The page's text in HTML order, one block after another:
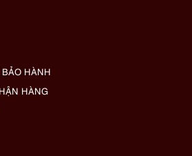
HÀNH
HÀNG